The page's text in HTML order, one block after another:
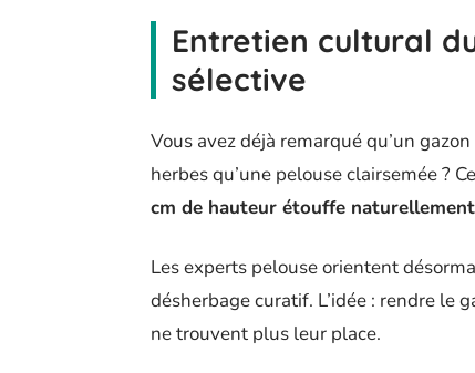
Entretien cultural
sélective
Vous avez déjà remarqué qu’un
herbes qu’une pelouse clairsemée ?
cm de hauteur étouffe
Les experts pelouse orientent
désherbage curatif. L’idée : rendre le
ne trouvent plus leur place.